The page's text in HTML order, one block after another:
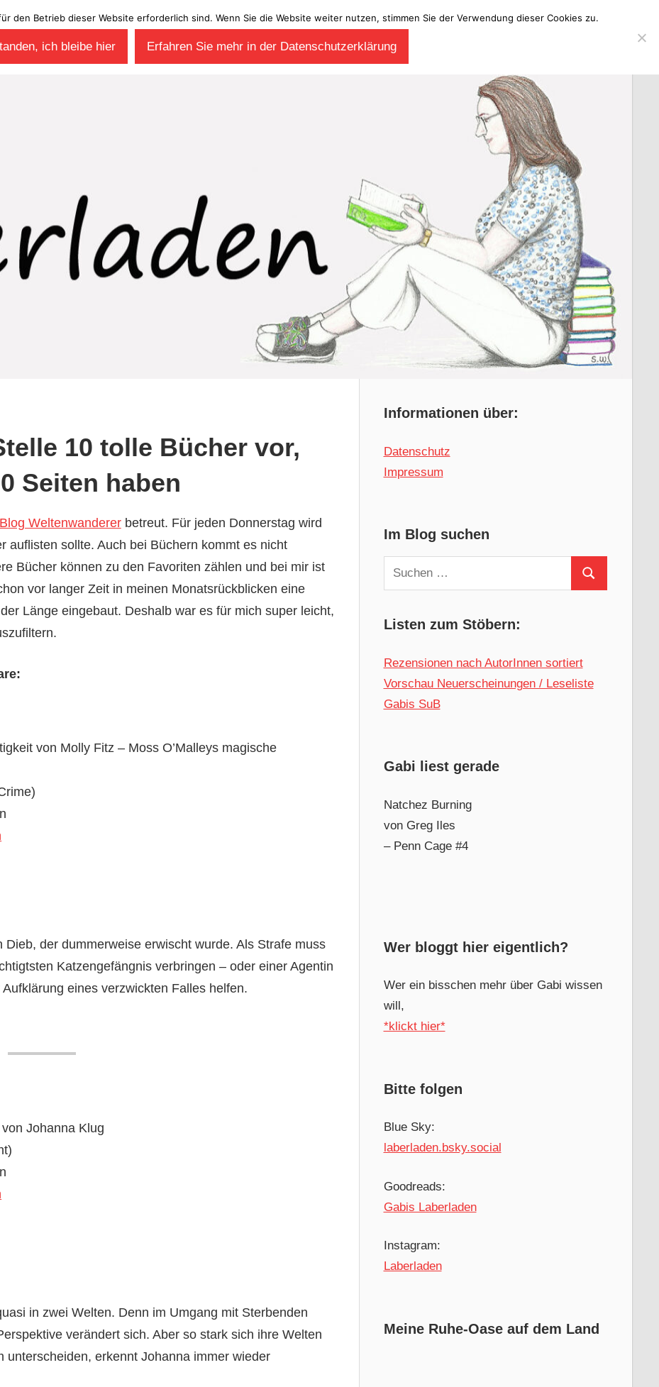
10 tolle Bücher vor,
Seiten haben
Blog Weltenwandererbetreut. Für jeden Donnerstag wird
auflisten sollte. Auch bei Büchern kommt es nicht
Bücher können zu den Favoriten zählen und bei mir ist
vor langer Zeit in meinen Monatsrückblicken eine
Länge eingebaut. Deshalb war es für mich super leicht,
von Molly Fitz – Moss O’Malleys magische
Dieb, der dummerweise erwischt wurde. Als Strafe muss
Katzengefängnis verbringen – oder einer Agentin
eines verzwickten Falles helfen.
Johanna Klug
in zwei Welten. Denn im Umgang mit Sterbenden
verändert sich. Aber so stark sich ihre Welten
erkennt Johanna immer wieder
Informationen über:
Datenschutz
Impressum
Im Blog suchen
Suchen
nach:
Suchen
Listen zum Stöbern:
Rezensionen nach AutorInnen sortiert
Vorschau Neuerscheinungen / Leseliste
Gabis SuB
Gabi liest gerade
Natchez Burning
von Greg Iles
– Penn Cage #4
Wer bloggt hier eigentlich?
Wer ein bisschen mehr über Gabi wissen
will,
*klickt hier*
Bitte folgen
Blue Sky:
laberladen.bsky.social
Goodreads:
Gabis Laberladen
Instagram:
Laberladen
Meine Ruhe-Oase auf dem Land
den Betrieb dieser Website erforderlich sind. Wenn Sie die Website weiter nutzen, stimmen Sie der Verwendung dieser Cookies zu.
ich bleibe hier Erfahren Sie mehr in der Datenschutzerklärung